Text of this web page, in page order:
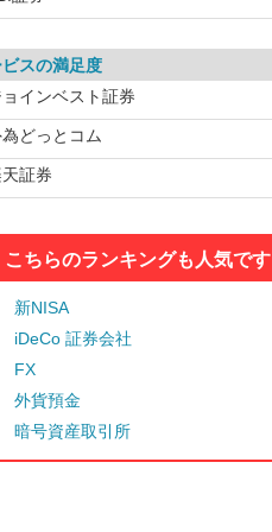
スの満足度
インベスト証券
どっとコム
証券
こちらのランキングも人気です
新NISA
iDeCo 証券会社
FX
外貨預金
暗号資産取引所